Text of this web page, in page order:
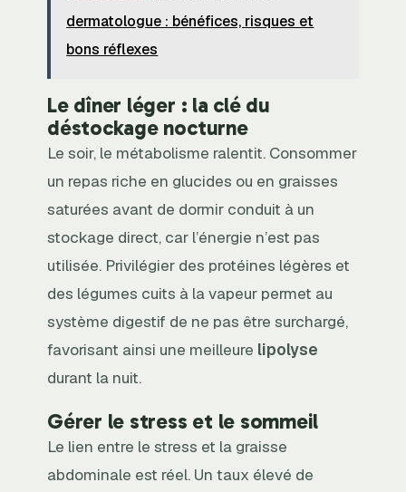
dermatologue : bénéfices, risques et
bons réflexes
Le dîner léger : la clé du
déstockage nocturne
Le soir, le métabolisme ralentit. Consommer
un repas riche en glucides ou en graisses
saturées avant de dormir conduit à un
stockage direct, car l’énergie n’est pas
utilisée. Privilégier des protéines légères et
des légumes cuits à la vapeur permet au
système digestif de ne pas être surchargé,
favorisant ainsi une meilleure lipolyse
durant la nuit.
Gérer le stress et le sommeil
Le lien entre le stress et la graisse
abdominale est réel. Un taux élevé de